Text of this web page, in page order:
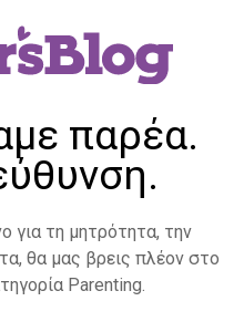
παρέα.
για τη μητρότητα, την
θα μας βρεις πλέον στο
Parenting.